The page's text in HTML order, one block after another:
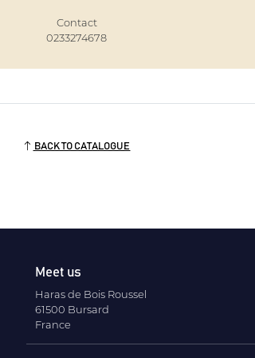
Contact
0233274678
BACK TO CATALOGUE
Meet us
Haras de Bois Roussel
61500 Bursard
France